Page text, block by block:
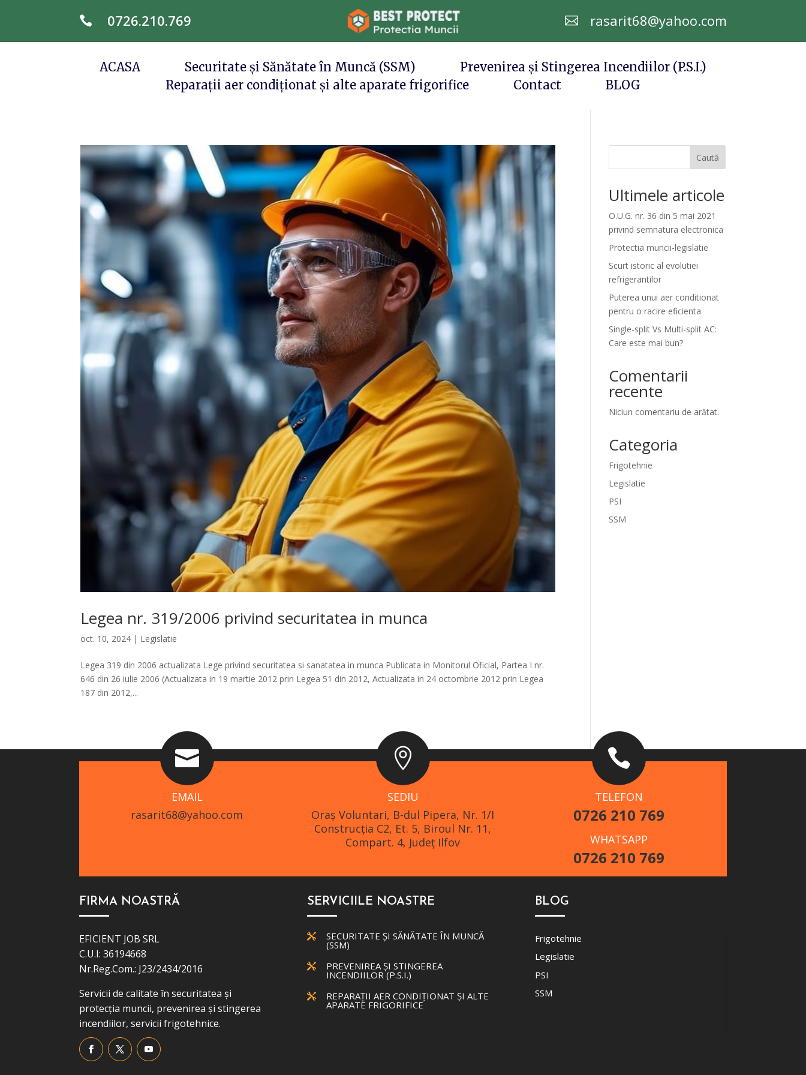
 0726.210.769  rasarit68@yahoo.com
ACASA Securitate și Sănătate în Muncă (SSM)
Prevenirea și Stingerea Incendiilor (P.S.I.)
Reparații aer condiționat și alte aparate frigorifice
Contact BLOG
Legea nr. 319/2006 privind securitatea in munca
oct. 10, 2024 | Legislatie
Legea 319 din 2006 actualizata Lege privind securitatea si sanatatea in munca Publicata in Monitorul Oficial, Partea I nr.
646 din 26 iulie 2006 (Actualizata in 19 martie 2012 prin Legea 51 din 2012, Actualizata in 24 octombrie 2012 prin Legea
187 din 2012,...
Caută
Ultimele articole
O.U.G. nr. 36 din 5 mai 2021
privind semnatura electronica
Protectia muncii-legislatie
Scurt istoric al evolutiei
refrigerantilor
Puterea unui aer conditionat
pentru o racire eficienta
Single-split Vs Multi-split AC:
Care este mai bun?
Comentarii
recente
Niciun comentariu de arătat.
Categoria
Frigotehnie
Legislatie
PSI
SSM

EMAIL
rasarit68@yahoo.com

SEDIU
Oraş Voluntari, B-dul Pipera, Nr. 1/I
Construcția C2, Et. 5, Biroul Nr. 11,
Compart. 4, Județ Ilfov

TELEFON
0726 210 769
WHATSAPP
0726 210 769
FIRMA NOASTRĂ
EFICIENT JOB SRL
C.U.I: 36194668
Nr.Reg.Com.: J23/2434/2016
Servicii de calitate în securitatea și
protecția muncii, prevenirea și stingerea
incendiilor, servicii frigotehnice.
SERVICIILE NOASTRE
 SECURITATE ȘI SĂNĂTATE ÎN MUNCĂ
(SSM)
 PREVENIREA ȘI STINGEREA
INCENDIILOR (P.S.I.)
 REPARAȚII AER CONDIȚIONAT ȘI ALTE
APARATE FRIGORIFICE
BLOG
Frigotehnie
Legislatie
PSI
SSM